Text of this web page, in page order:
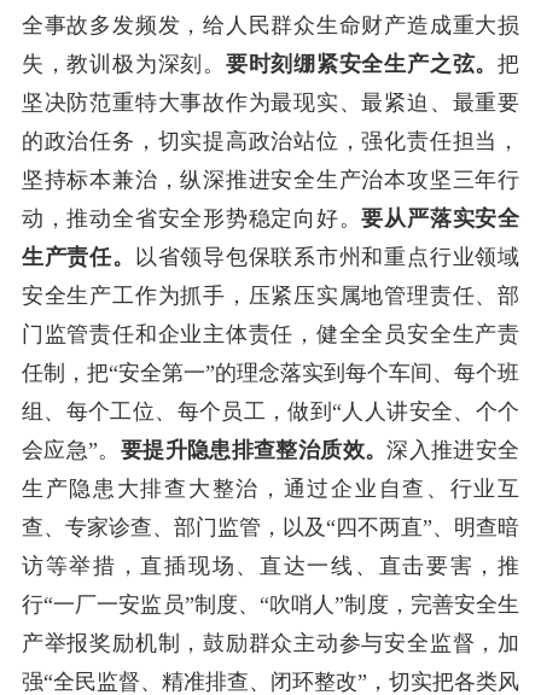
全事故多发频发，给人民群众生命财产造成重大损
失，教训极为深刻。 要时刻绷紧安全生产之弦。把
坚决防范重特大事故作为最现实、最紧迫、最重要
的政治任务，切实提高政治站位，强化责任担当，
坚持标本兼治，纵深推进安全生产治本攻坚三年行
动，推动全省安全形势稳定向好。要从严落实安全
生产责任。
以省领导包保联系市州和重点行业领域
安全生产工作为抓手，压紧压实属地管理责任、部
门监管责任和企业主体责任，健全全员安全生产责
任制，把“安全第一”的理念落实到每个车间、每个班
组、每个工位、每个员工，做到“人人讲安全、个个
会应急”。 要提升隐患排查整治质效。深入推进安全
生产隐患大排查大整治，通过企业自查、行业互
查、专家诊查、部门监管，以及 “四不两直”、明查暗
访等举措，直插现场、直达一线、直击要害，推
行“一厂一安监员”制度、“吹哨人”制度，完善安全生
产举报奖励机制，鼓励群众主动参与安全监督，加
强“全民监督、精准排查、闭环整改”，切实把各类风